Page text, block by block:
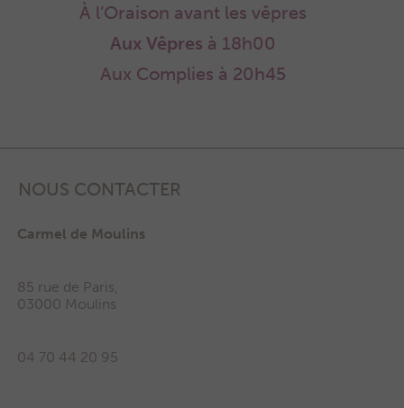
À l’Oraison avant les vêpres
Aux Vêpres à 18h00
Aux Complies à 20h45
NOUS CONTACTER
Carmel de Moulins
85 rue de Paris,
03000 Moulins
04 70 44 20 95